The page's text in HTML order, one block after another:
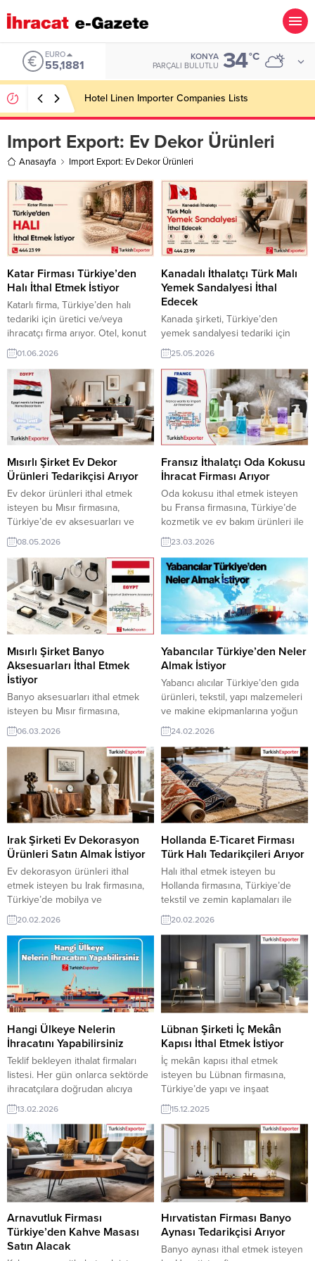
ALTIN
6.660,55
KONYA
PARÇALI BULUTLU 34°C
Soft Drink Importer Companies Lists
Import Export: Ev Dekor Ürünleri
Anasayfa Import Export: Ev Dekor Ürünleri
Katar Firması Türkiye’den
Halı İthal Etmek İstiyor
Katarlı firma, Türkiye’den halı
tedariki için üretici ve/veya
ihracatçı firma arıyor. Otel, konut
projeleri ve lüks iç mekân
tasarımlarında kullanılacak kaliteli
halı modelleri için Türk
üreticilerden modern
koleksiyonlar, kataloglar ve fiyat
teklifleri talep ediyor. ➤ Talebin
detaylarına buradan
ulaşabilirsiniz. İletişim: 444 23 99
– 539 773 3550 Tüm dünyadan
en...
01.06.2026
Kanadalı İthalatçı Türk Malı
Yemek Sandalyesi İthal
Edecek
Kanada şirketi, Türkiye’den
yemek sandalyesi tedariki için
üretici ve/veya ihracatçı firma
arıyor. Ev dekorasyonu, mobilya
mağazaları ve iç mekân
projelerinde kullanılacak kaliteli
yemek sandalyeleri için Türk
üreticilerden modern
koleksiyonlar, kataloglar ve fiyat
teklifleri talep ediyor. ➤ Talebin
detaylarına buradan
ulaşabilirsiniz. İletişim: 444 23 99
– 539 773 3550 Tüm dünyadan...
25.05.2026
Mısırlı Şirket Ev Dekor
Ürünleri Tedarikçisi Arıyor
Ev dekor ürünleri ithal etmek
isteyen bu Mısır firmasına,
Türkiye’de ev aksesuarları ve
yaşam alanı tasarımları ile dekor
ürünleri üreticisi veya tedarikçisi
olan ihracatçı firmalar teklif
sunabilirler. Yeni bir ihracat pazarı
fırsatı olan bu alım ilanının iletişim
bilgilerine TurkishExporter VIP
üyeleri ile TE üyelik kredisi sahibi
ihracat şirketleri erişebilmektedir.
➤...
08.05.2026
Fransız İthalatçı Oda Kokusu
İhracat Firması Arıyor
Oda kokusu ithal etmek isteyen
bu Fransa firmasına, Türkiye’de
kozmetik ve ev bakım ürünleri ile
oda kokusu üreticisi veya
tedarikçisi olan ihracatçı firmalar
teklif sunabilirler. Yeni bir ihracat
pazarı fırsatı olan bu alım ilanının
iletişim bilgilerine TurkishExporter
VIP üyeleri ile TE üyelik kredisi
sahibi ihracat şirketleri
erişebilmektedir. ➤ Bu ithalat...
23.03.2026
Mısırlı Şirket Banyo
Aksesuarları İthal Etmek
İstiyor
Banyo aksesuarları ithal etmek
isteyen bu Mısır firmasına,
Türkiye’de yapı malzemeleri, ev
gereçleri ve metal-plastik ile
banyo aksesuarları üreticisi veya
tedarikçisi olan ihracatçı firmalar
teklif sunabilirler. Yeni bir ihracat
pazarı fırsatı olan bu alım ilanının
iletişim bilgilerine TurkishExporter
VIP üyeleri ile TE üyelik kredisi
sahibi ihracat şirketleri
erişebilmektedir. ➤ Bu...
06.03.2026
Yabancılar Türkiye’den Neler
Almak İstiyor
Yabancı alıcılar Türkiye’den gıda
ürünleri, tekstil, yapı malzemeleri
ve makine ekipmanlarına yoğun
ilgi gösteriyor. Rekabetçi fiyatlar,
kaliteli üretim ve hızlı teslimat
avantajı, Türk ihracatçısını küresel
pazarda öne çıkarıyor. Günün
Alım Taleplerinden Bazıları: BAE
Firması, Kablo Tedarikçisi Türk
Firma ArıyorBelçikalı İthalat
Firması, Ninja Bone Almak
İstiyorEtiyopya, WPC Duvar
Panelleri İthal Etmek...
24.02.2026
Irak Şirketi Ev Dekorasyon
Ürünleri Satın Almak İstiyor
Ev dekorasyon ürünleri ithal
etmek isteyen bu Irak firmasına,
Türkiye’de mobilya ve
dekorasyon ürünleri ile ev
dekorları üreticisi veya tedarikçisi
olan ihracatçı firmalar teklif
sunabilirler. Yeni bir ihracat pazarı
fırsatı olan bu alım ilanının iletişim
bilgilerine TurkishExporter VIP
üyeleri ile TE üyelik kredisi sahibi
ihracat şirketleri erişebilmektedir.
➤ Bu ithalat...
20.02.2026
Hollanda E-Ticaret Firması
Türk Halı Tedarikçileri Arıyor
Halı ithal etmek isteyen bu
Hollanda firmasına, Türkiye’de
tekstil ve zemin kaplamaları ile
halı üreticisi veya tedarikçisi olan
ihracatçı firmalar teklif sunabilirler.
Yeni bir ihracat pazarı fırsatı olan
bu alım ilanının iletişim bilgilerine
TurkishExporter VIP üyeleri ile TE
üyelik kredisi sahibi ihracat
şirketleri erişebilmektedir. ➤ Bu
ithalat alım talebinin detaylarına...
20.02.2026
Hangi Ülkeye Nelerin
İhracatını Yapabilirsiniz
Teklif bekleyen ithalat firmaları
listesi. Her gün onlarca sektörde
ihracatçılara doğrudan alıcıya
ulaşma imkânı sunan
TurkishExporter güncel talepler
listesi, ürün bazlı filtreleme ve
hızlı iletişim avantajıyla yeni
pazarlara açılmak isteyen Türk
firmaları için güçlü bir fırsat
kapısıdır. Günün Alım
Taleplerinden Bazıları: Kosovalı
Firma, Granit Fırın Tepsisi Talep
EdiyorTürk Şirketi, İhracata...
13.02.2026
Lübnan Şirketi İç Mekân
Kapısı İthal Etmek İstiyor
İç mekân kapısı ithal etmek
isteyen bu Lübnan firmasına,
Türkiye’de yapı ve inşaat
malzemeleri ile iç kapı üreticisi
veya tedarikçisi olan ihracatçı
firmalar teklif sunabilirler. Yeni bir
ihracat pazarı fırsatı olan bu alım
ilanının iletişim bilgilerine
TurkishExporter VIP üyeleri ile TE
üyelik kredisi sahibi ihracat
şirketleri erişebilmektedir. ➤ Bu
ithalat...
15.12.2025
Arnavutluk Firması
Türkiye’den Kahve Masası
Satın Alacak
Hırvatistan Firması Banyo
Aynası Tedarikçisi Arıyor
Banyo aynası ithal etmek isteyen